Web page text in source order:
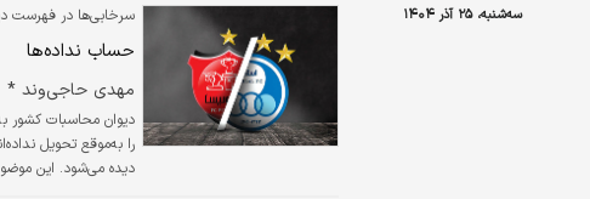
سه‌شنبه، ۲۵ آذر ۱۴۰۴ سرخابی‌ها در فهرست
حساب نداده‌ها
مهدی حاجی‌وند *
را به‌موقع تحویل
دیده می‌شود. این